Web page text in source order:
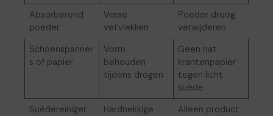
Absorberend
poeder
Verse
vetvlekken
Poeder droog
verwijderen
Schoenspanner
s of papier
Vorm
behouden
tijdens drogen
Geen nat
krantenpapier
tegen licht
suède
Suèdereiniger
Hardnekkige
Alleen product